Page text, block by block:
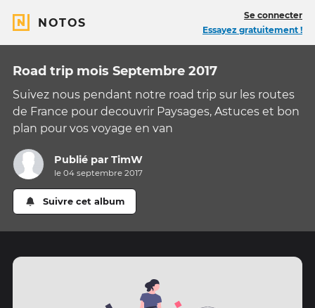
NOTOS
Se connecter
Essayez gratuitement !
Road trip mois Septembre 2017
Suivez nous pendant notre road trip sur les routes
de France pour decouvrir Paysages, Astuces et bon
plan pour vos voyage en van
Publié parTimW
le 04 septembre 2017
Suivre cet album